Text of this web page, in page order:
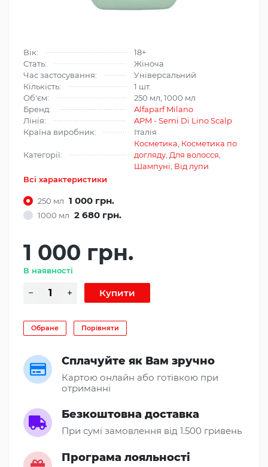
Вік:
18+
Стать:
Жіноча
Час застосування:
Універсальний
Кількість:
1 шт.
Об'єм:
250 мл, 1000 мл
Бренд:
Alfaparf Milano
Лінія:
APM - Semi Di Lino Scalp
Країна виробник:
Італія
Категорії:
Косметика Косметика по
догляду Для волосся
Шампуні Від лупи
Всі характеристики
250 мл 1 000 грн.
1000 мл 2 680 грн.
1 000 грн.
В наявності
Обране Порівняти
Сплачуйте як Вам зручно
Картою онлайн або готівкою при
отриманні
Безкоштовна доставка
При сумі замовлення від 1.500 гривень
Програма лояльності